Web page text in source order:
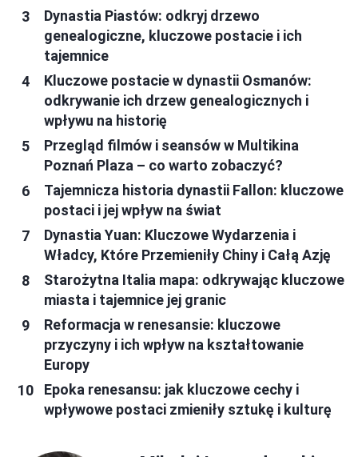
Dynastia Piastów: odkryj drzewo
genealogiczne, kluczowe postacie i ich
tajemnice
Kluczowe postacie w dynastii Osmanów:
odkrywanie ich drzew genealogicznych i
wpływu na historię
Przegląd filmów i seansów w Multikina
Poznań Plaza – co warto zobaczyć?
Tajemnicza historia dynastii Fallon: kluczowe
postaci i jej wpływ na świat
Dynastia Yuan: Kluczowe Wydarzenia i
Władcy, Które Przemieniły Chiny i Całą Azję
Starożytna Italia mapa: odkrywając kluczowe
miasta i tajemnice jej granic
Reformacja w renesansie: kluczowe
przyczyny i ich wpływ na kształtowanie
Europy
Epoka renesansu: jak kluczowe cechy i
wpływowe postaci zmieniły sztukę i kulturę